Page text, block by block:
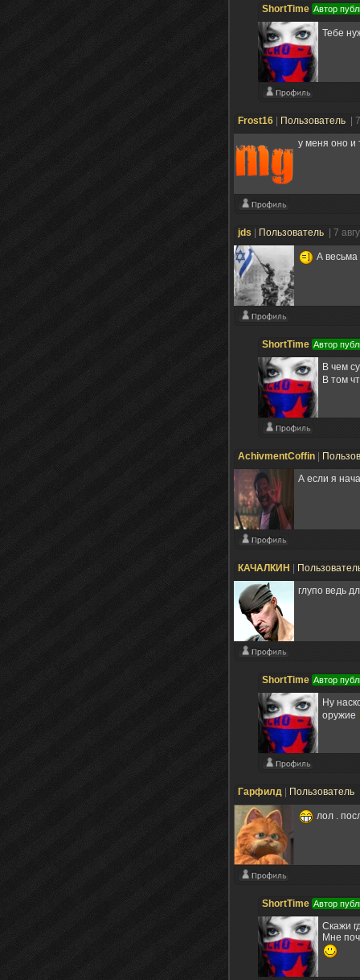
ShortTime Автор
Тебе
Frost16 Пользователь
|
у меня оно и
jds Пользователь | 7
А весьма
ShortTime Автор
В чем
В том
AchivmentCoffin
А если я
КАЧАЛКИН
глупо ведь
ShortTime Автор
Ну
оружие
Гарфилд Пользователь
лол .
ShortTime Автор
Скажи
Мне